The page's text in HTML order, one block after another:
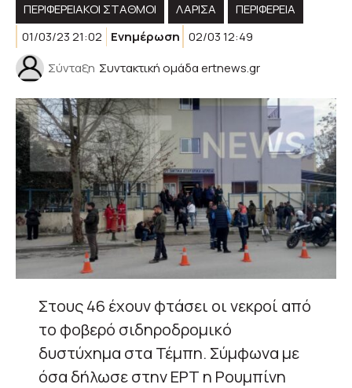
ΠΕΡΙΦΕΡΕΙΑΚΟΊ ΣΤΑΘΜΟΊ ΛΑΡΙΣΑ
ΠΕΡΙΦΈΡΕΙΑ
01/03/23 21:02
Ενημέρωση 02/03 12:49
Σύνταξη Συντακτική ομάδα ertnews.gr
Στους 46 έχουν φτάσει οι νεκροί από
το φοβερό σιδηροδρομικό
δυστύχημα στα Τέμπη. Σύμφωνα με
όσα δήλωσε στην ΕΡΤ η Ρουμπίνη